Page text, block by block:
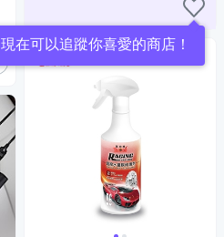
現在可以追蹤你喜愛的商店！